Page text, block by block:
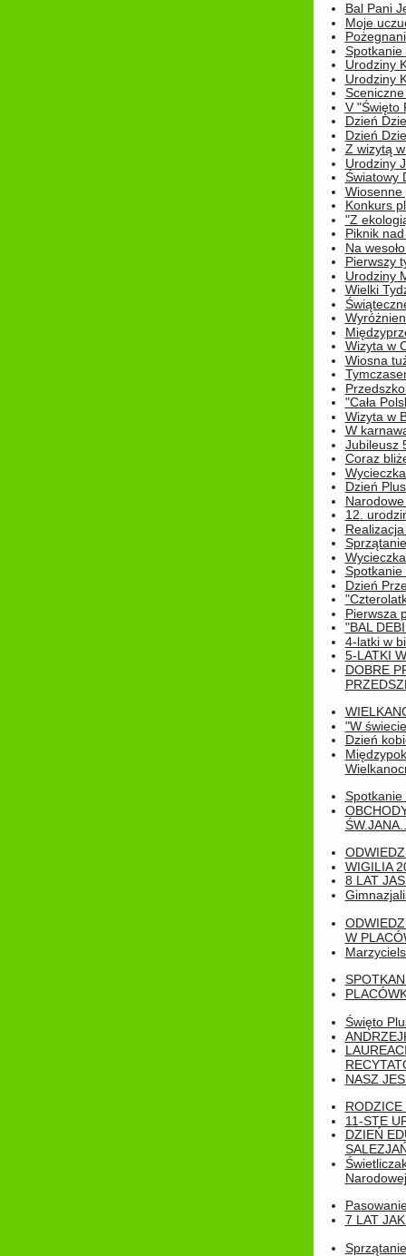
Bal Pani
Moje
Spotkanie
Urodziny
Urodziny
V "Święto
Dzień
Dzień
Z wizytą
Urodziny
Światowy
Wiosenne
Konkurs
"Z
Piknik
Na
Pierwszy
Urodziny
Wielki
Wizyta w
Wiosna
"Cała
Wizyta w
W
Jubileusz
Coraz
Dzień
12.
Spotkanie
Dzień
Pierwsza
"BAL
4-latki w
5-LATKI
DOBRE
"W
Dzień
Spotkanie
WIGILIA
8 LAT
W
Święto
NASZ
RODZICE
11-STE
DZIEŃ
Narodowej
7 LAT